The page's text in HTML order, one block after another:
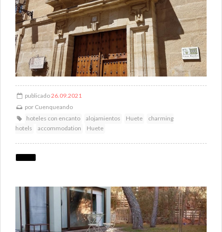
publicado26.09.2021
por Cuenqueando
hoteles con encanto
alojamientos Huete
charming
hotels
accommodation Huete